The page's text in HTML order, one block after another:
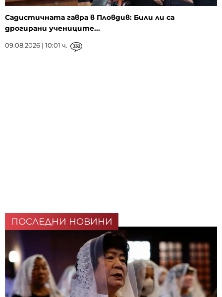
Садистичната гавра в Пловдив: Били ли са
дрогирани учениците...
09.08.2026 | 10:01 ч. 332
ПОСЛЕДНИ НОВИНИ